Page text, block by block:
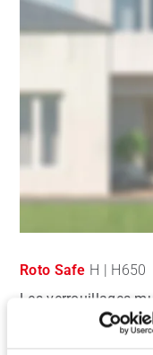
Roto Safe H | H650
Les verrouillages
condamnation à la